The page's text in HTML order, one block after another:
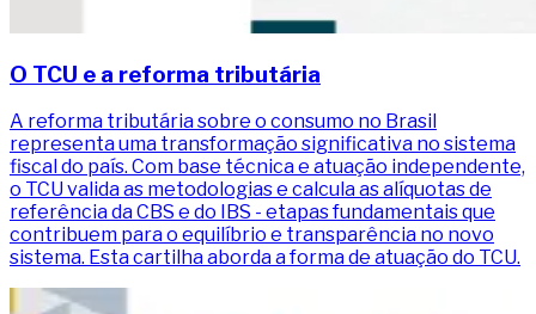
O TCU e a reforma tributária
A reforma tributária sobre o consumo no Brasil
representa uma transformação significativa no sistema
fiscal do país. Com base técnica e atuação independente,
o TCU valida as metodologias e calcula as alíquotas de
referência da CBS e do IBS - etapas fundamentais que
contribuem para o equilíbrio e transparência no novo
sistema. Esta cartilha aborda a forma de atuação do TCU.